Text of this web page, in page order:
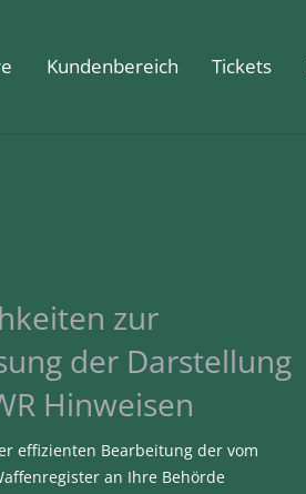
Kundenbereich Tickets
zur
der Darstellung
Hinweisen
effizienten Bearbeitung der vom
an Ihre Behörde